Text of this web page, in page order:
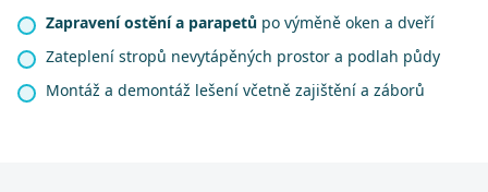
Zapravení ostění a parapetů po výměně oken a dveří
Zateplení stropů nevytápěných prostor a podlah půdy
Montáž a demontáž lešení včetně zajištění a záborů